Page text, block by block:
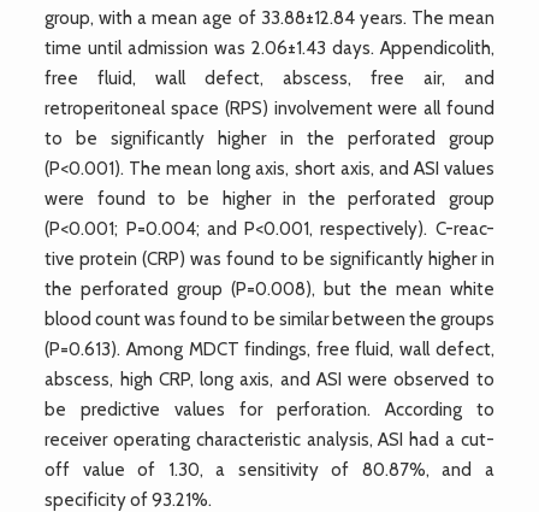
group, with a mean age of 33.88±12.84 years. The mean
time until admission was 2.06±1.43 days. Appendicolith,
free fluid, wall defect, abscess, free air, and
retroperitoneal space (RPS) involvement were all found
to be significantly higher in the perforated group
(P<0.001). The mean long axis, short axis, and ASI values
were found to be higher in the perforated group
(P<0.001; P=0.004; and P<0.001, respectively). C-reac-
tive protein (CRP) was found to be significantly higher in
the perforated group (P=0.008), but the mean white
blood count was found to be similar between the groups
(P=0.613). Among MDCT findings, free fluid, wall defect,
abscess, high CRP, long axis, and ASI were observed to
be predictive values for perforation. According to
receiver operating characteristic analysis, ASI had a cut-
off value of 1.30, a sensitivity of 80.87%, and a
specificity of 93.21%.